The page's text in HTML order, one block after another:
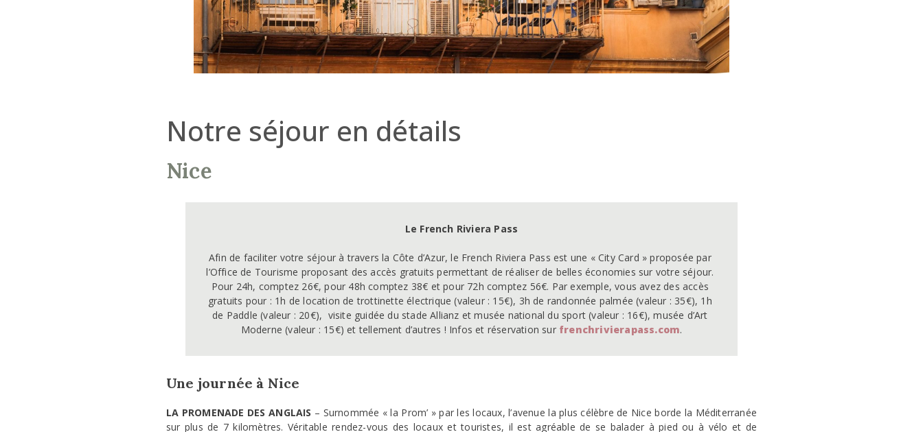
Notre séjour en détails
Nice
Le French Riviera Pass
Afin de faciliter votre séjour à travers la Côte d’Azur, le French Riviera Pass est une « City Card » proposée par
l’Office de Tourisme proposant des accès gratuits permettant de réaliser de belles économies sur votre séjour.
Pour 24h, comptez 26€, pour 48h comptez 38€ et pour 72h comptez 56€. Par exemple, vous avez des accès
gratuits pour : 1h de location de trottinette électrique (valeur : 15€), 3h de randonnée palmée (valeur : 35€), 1h
de Paddle (valeur : 20€),  visite guidée du stade Allianz et musée national du sport (valeur : 16€), musée d’Art
Moderne (valeur : 15€) et tellement d’autres ! Infos et réservation sur frenchrivierapass.com.
Une journée à Nice
LA PROMENADE DES ANGLAIS – Surnommée « la Prom’ » par les locaux, l’avenue la plus célèbre de Nice borde la Méditerranée
sur plus de 7 kilomètres. Véritable rendez-vous des locaux et touristes, il est agréable de se balader à pied ou à vélo et de